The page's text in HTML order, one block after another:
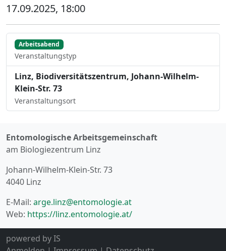
17.09.2025, 18:00
Arbeitsabend
Veranstaltungstyp
Linz, Biodiversitätszentrum, Johann-Wilhelm-
Klein-Str. 73
Veranstaltungsort
Entomologische Arbeitsgemeinschaft
am Biologiezentrum Linz
Johann-Wilhelm-Klein-Str. 73
4040 Linz
E-Mail: arge.linz@entomologie.at
Web: https://linz.entomologie.at/
powered byIS